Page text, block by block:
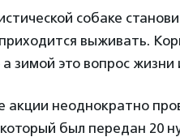
собаке
выживать.
зимой это вопрос жизни
акции неоднократно
был передан 20